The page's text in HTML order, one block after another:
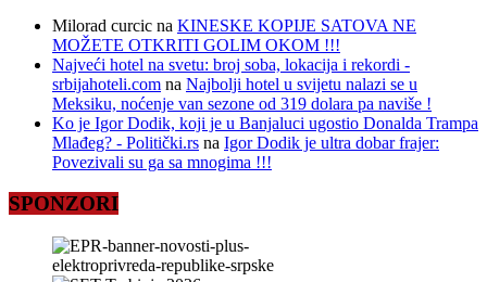
Milorad curcic na KINESKE KOPIJE SATOVA NE
MOŽETE OTKRITI GOLIM OKOM !!!
Najveći hotel na svetu: broj soba, lokacija i rekordi -
srbijahoteli.com na Najbolji hotel u svijetu nalazi se u
Meksiku, noćenje van sezone od 319 dolara pa naviše !
Ko je Igor Dodik, koji je u Banjaluci ugostio Donalda Trampa
Mlađeg? - Politički.rs na Igor Dodik je ultra dobar frajer:
Povezivali su ga sa mnogima !!!
SPONZORI